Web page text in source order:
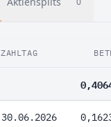
ZAHLTAG
30.06.2026